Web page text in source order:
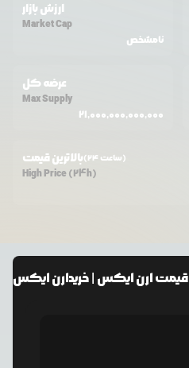
ارزش بازار
Market Cap
نامشخص
عرضه کل
Max Supply
21,000,000,000,000
بالاترین قیمت (24 ساعت)
High Price (24h)
قیمتارن ایکس | خریدارن ایکس